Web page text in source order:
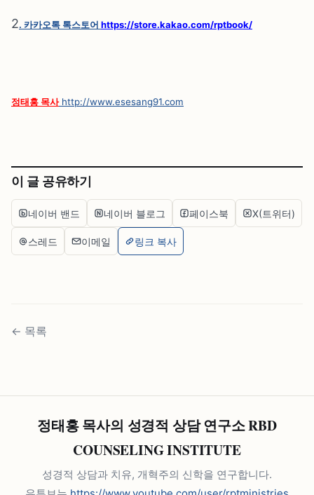
2. 카카오톡 톡스토어 https://store.kakao.com/rptbook/
정태홍 목사http://www.esesang91.com
이 글 공유하기
네이버 밴드 네이버 블로그 페이스북 X(트위터)
스레드 이메일 링크 복사
← 목록
정태홍 목사의 성경적 상담 연구소 RBD
COUNSELING INSTITUTE
성경적 상담과 치유, 개혁주의 신학을 연구합니다.